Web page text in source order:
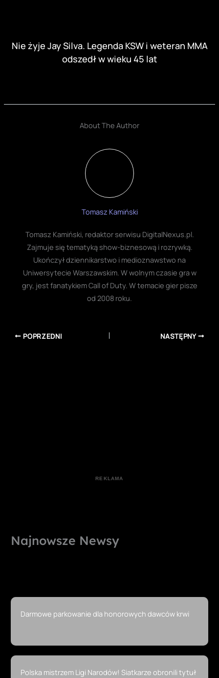
Nie żyje Jay Silva. Legenda KSW i weteran MMA
odszedł w wieku 45 lat
About The Author
Tomasz Kamiński
Tomasz Kamiński, redaktor serwisu DigitalNexus.pl.
Zajmuje się tematyką show-biznesową i rozrywką.
Ukończył dziennikarstwo i medioznawstwo na
Uniwersytecie Warszawskim. W wolnym czasie gra w
gry, jest fanatykiem Call of Duty. W temacie gier pisze
od 2008 roku.
POPRZEDNI NASTĘPNY
Najnowsze Newsy
Darmowe parkowanie dla honorowych dawców krwi
Polska mistrzem Ligi Narodów! Siatkarze obronili tytuł